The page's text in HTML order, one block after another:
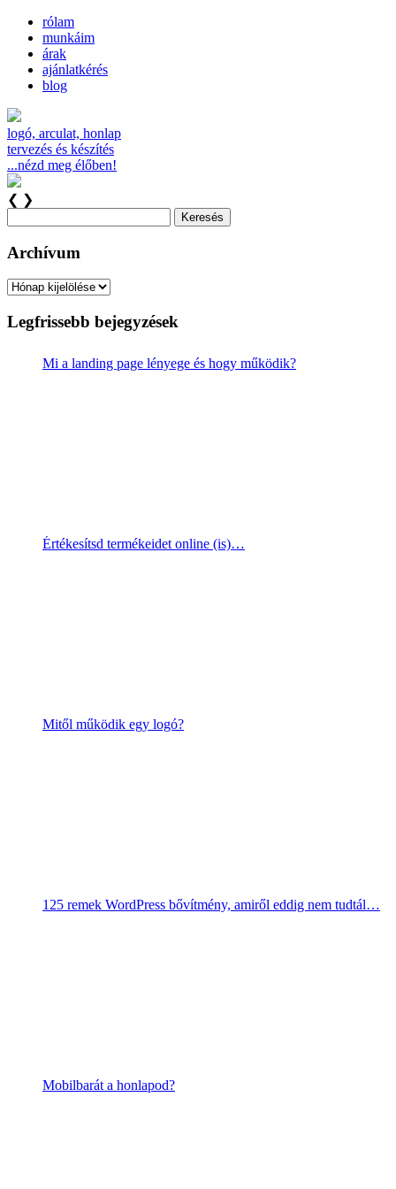
rólam
munkáim
árak
ajánlatkérés
blog
logó, arculat, honlap
tervezés és készítés
...nézd meg élőben!
❮ ❯
Archívum
Archívum
Legfrissebb bejegyzések
Mi a landing page lényege és hogy működik?
Értékesítsd termékeidet online (is)…
Mitől működik egy logó?
125 remek WordPress bővítmény, amiről eddig nem tudtál…
Mobilbarát a honlapod?